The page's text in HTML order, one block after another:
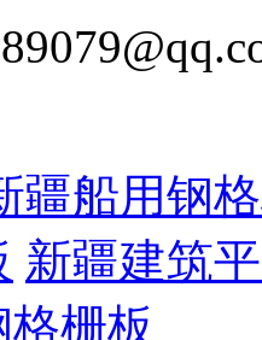
疆船用钢
新疆建筑
栅板